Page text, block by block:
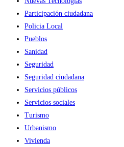
Participación ciudadana
Policia Local
Pueblos
Sanidad
Seguridad
Seguridad ciudadana
Servicios públicos
Servicios sociales
Turismo
Urbanismo
Vivienda